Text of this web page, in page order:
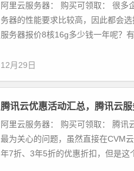
阿里云服务器： 购买可领取： 很多
务器的性能要求比较高，因此都会
服务器报价8核16g多少钱一年呢？
12月29日
腾讯云优惠活动汇总，腾讯云服
阿里云服务器： 购买可领取： 腾讯
最为关心的问题，虽然直接在CVM
年7折、3年5折的优惠折扣，但是这